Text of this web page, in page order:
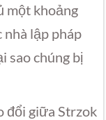
một khoảng
lập pháp
sao chúng bị
đổi giữa Strzok